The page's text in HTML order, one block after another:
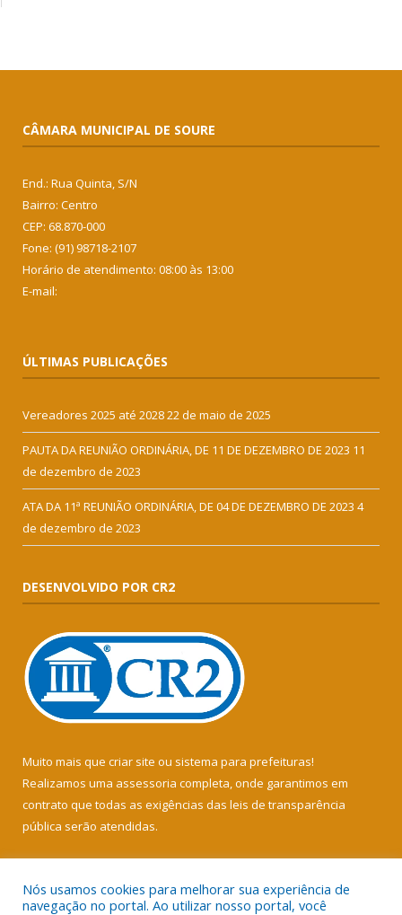
CÂMARA MUNICIPAL DE SOURE
End.: Rua Quinta, S/N
Bairro: Centro
CEP: 68.870-000
Fone: (91) 98718-2107
Horário de atendimento: 08:00 às 13:00
E-mail:
ÚLTIMAS PUBLICAÇÕES
Vereadores 2025 até 202822 de maio de 2025
PAUTA DA REUNIÃO ORDINÁRIA, DE 11 DE DEZEMBRO DE 2023 11
de dezembro de 2023
ATA DA 11ª REUNIÃO ORDINÁRIA, DE 04 DE DEZEMBRO DE 2023 4
de dezembro de 2023
DESENVOLVIDO POR CR2
Muito mais que criar site ou sistema para prefeituras!
Realizamos uma assessoria completa, onde garantimos em
contrato que todas as exigências das leis de transparência
pública serão atendidas.
Nós usamos cookies para melhorar sua experiência de
navegação no portal. Ao utilizar nosso portal, você